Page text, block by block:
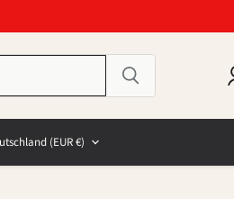
(EUR €)